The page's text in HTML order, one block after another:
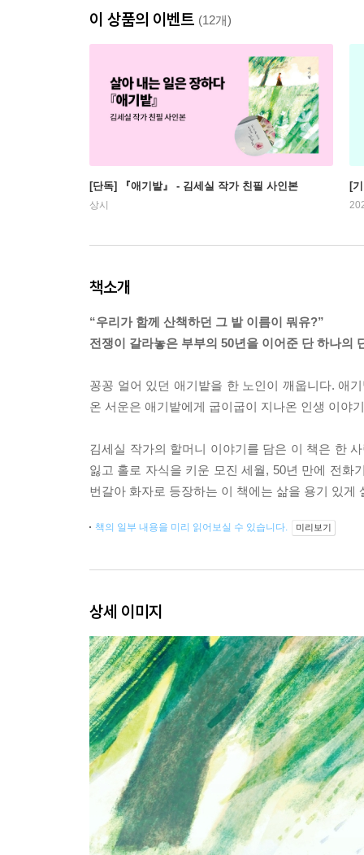
이 상품의 이벤트 (12개)
[단독] 『애기밭』 - 김세실 작가 친필 사인본
상시
[
책소개
“우리가 함께 산책하던 그 밭 이름이 뭐유?”
전쟁이 갈라놓은 부부의 50년을 이어준 단 하나의
꽁꽁 얼어 있던 애기밭을 한 노인이 깨웁니다. 애
온 서운은 애기밭에게 굽이굽이 지나온 인생 이야
김세실 작가의 할머니 이야기를 담은 이 책은 한
잃고 홀로 자식을 키운 모진 세월, 50년 만에 전화
번갈아 화자로 등장하는 이 책에는 삶을 용기 있
책의 일부 내용을 미리 읽어보실 수 있습니다. 미리보기
상세 이미지